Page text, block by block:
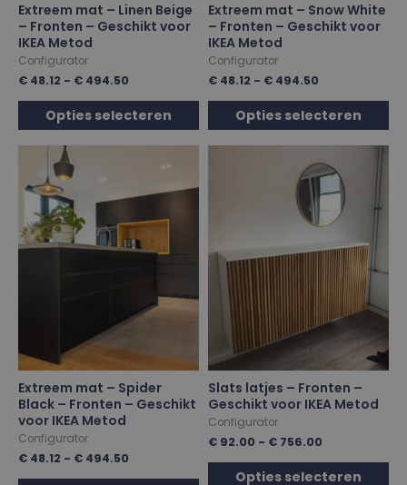
Extreem mat – Linen Beige
– Fronten – Geschikt voor
IKEA Metod
Configurator
€ 48.12 - € 494.50
Opties selecteren
Extreem mat – Snow White
– Fronten – Geschikt voor
IKEA Metod
Configurator
€ 48.12 - € 494.50
Opties selecteren
Extreem mat – Spider
Black – Fronten – Geschikt
voor IKEA Metod
Configurator
€ 48.12 - € 494.50
Slats latjes – Fronten –
Geschikt voor IKEA Metod
Configurator
€ 92.00 - € 756.00
Opties selecteren